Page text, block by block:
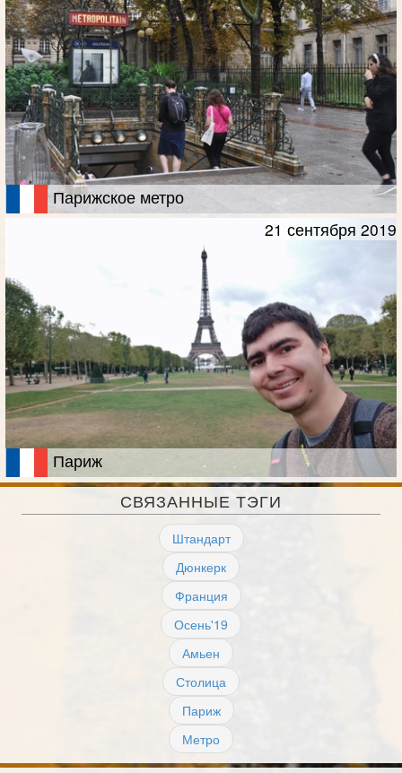
Парижское метро
Париж
21 сентября 2019
СВЯЗАННЫЕ ТЭГИ
Штандарт
Дюнкерк
Франция
Осень'19
Амьен
Столица
Париж
Метро